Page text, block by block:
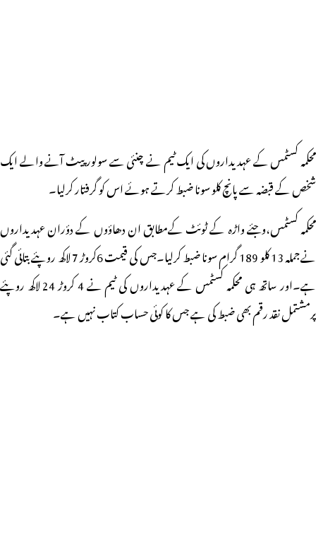
محکمہ کسٹمس کے عہدیداروں کی ایک ٹیم نے چنئی سے سولور پیٹ آنے والے ایک
شخص کے قبضہ سے پانچ کلو سونا ضبط کرتے ہوئے اس کو گرفتار کرلیا۔
محکمہ کسٹمس،وجئے واڑہ کے ٹوئٹ کےمطابق ان دھاؤوں کے دؤران عہدیداروں
نےجملہ 13 کلو 189 گرام سونا ضبط کرلیا۔جس کی قیمت 6کروڑ 7 لاکھ روپئے بتائی گئی
ہے۔اور ساتھ ہی محکمہ کسٹمس کے عہدیداروں کی ٹیم نے 4 کروڑ 24 لاکھ روپئے
پرمشتمل نقد رقم بھی ضبط کی ہے جس کا کوئی حساب کتاب نہیں ہے۔